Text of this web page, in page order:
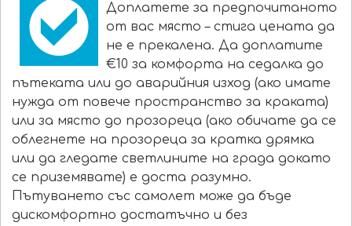
Доплатете за предпочитаното
от вас място – стига цената да
не е прекалена. Да доплатите
€10 за комфорта на седалка до
пътеката или до аварийния изход (ако имате
нужда от повече пространство за краката)
или за място до прозореца (ако обичате да се
облегнете на прозореца за кратка дрямка
или да гледате светлините на града докато
се приземявате) е доста разумно.
Пътуването със самолет може да бъде
дискомфортно достатъчно и без